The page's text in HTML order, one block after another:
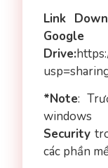
Link
Google
Drive:
*Note:
Security
các phần